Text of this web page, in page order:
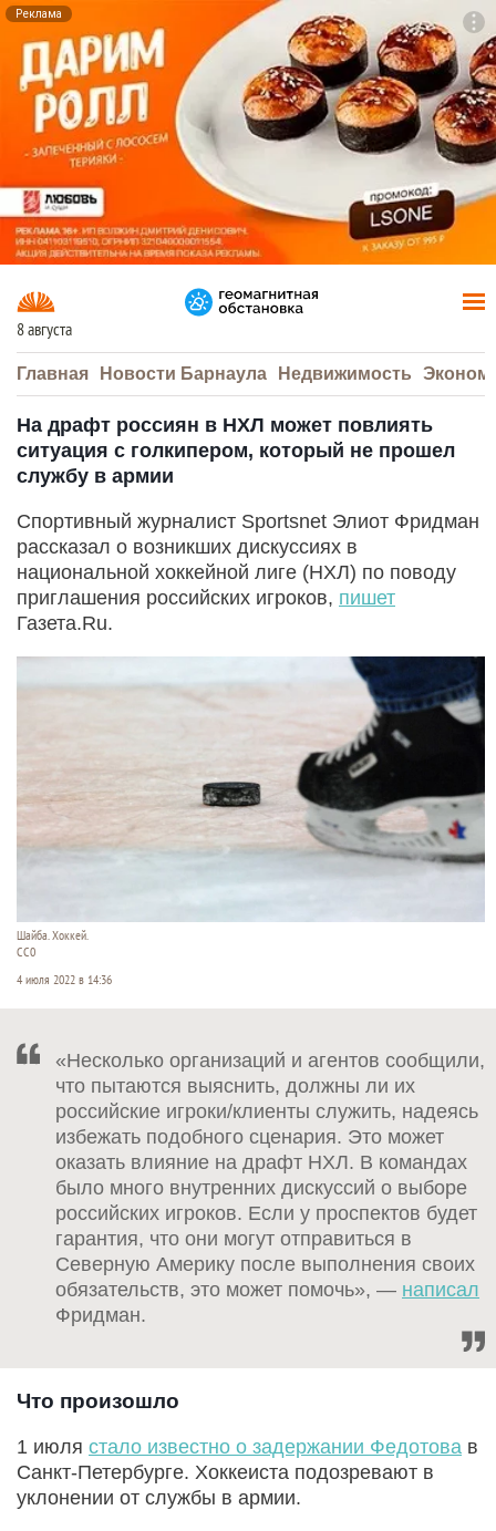
Реклама
8 августа
Главная Новости Барнаула Недвижимость
На драфт россиян в НХЛ может повлиять
ситуация с голкипером, который не прошел
службу в армии
Спортивный журналист Sportsnet Элиот Фридман
рассказал о возникших дискуссиях в
национальной хоккейной лиге (НХЛ) по поводу
приглашения российских игроков, пишет
Газета.Ru.
Шайба. Хоккей.
СС0
4 июля 2022 в 14:36
«Несколько организаций и агентов сообщили,
что пытаются выяснить, должны ли их
российские игроки/клиенты служить, надеясь
избежать подобного сценария. Это может
оказать влияние на драфт НХЛ. В командах
было много внутренних дискуссий о выборе
российских игроков. Если у проспектов будет
гарантия, что они могут отправиться в
Северную Америку после выполнения своих
обязательств, это может помочь», — написал
Фридман.
Что произошло
1 июля стало известно о задержании Федотова в
Санкт-Петербурге. Хоккеиста подозревают в
уклонении от службы в армии.